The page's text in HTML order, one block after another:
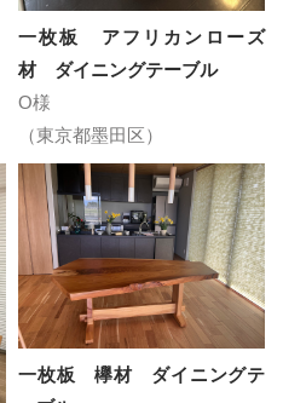
一枚板 アフリカンローズ
材 ダイニングテーブル
O様
（東京都墨田区）
一枚板 欅材 ダイニングテ